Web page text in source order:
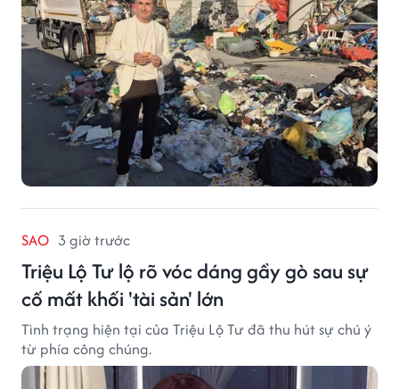
SAO 3 giờ trước
Triệu Lộ Tư lộ rõ vóc dáng gầy gò sau sự
cố mất khối 'tài sản' lớn
Tình trạng hiện tại của Triệu Lộ Tư đã thu hút sự chú ý
từ phía công chúng.